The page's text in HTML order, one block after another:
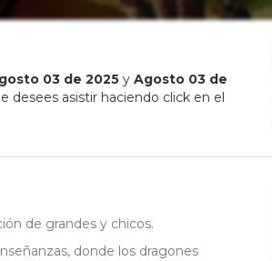
03de 2025y Agosto 03de
desees asistir haciendo click en el
de grandes y chicos.
donde los dragones